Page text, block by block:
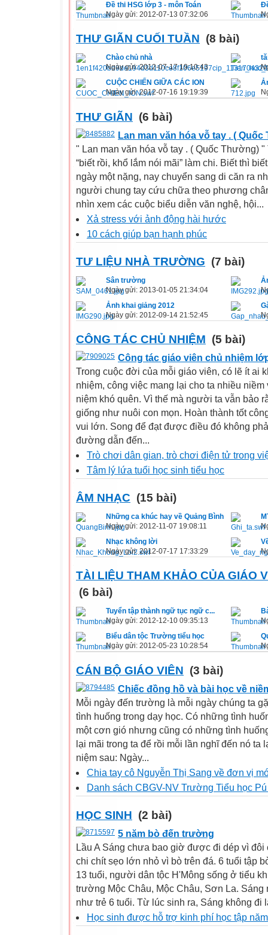
Đề thi HSG lớp 3 - môn Toán
Ngày gửi: 2012-07-13 07:32:06
THƯ GIÃN CUỐI TUẦN (8 bài)
Chào chủ nhà
Ngày gửi: 2012-07-17 19:10:43
CUỘC CHIẾN GIỮA CÁC ION
Ngày gửi: 2012-07-16 19:19:39
THƯ GIÃN (6 bài)
Lan man văn hóa vỗ tay . (
" Lan man văn hóa vỗ tay . ( Quốc Thường)
“biết rồi, khổ lắm nói mãi” làm chi. Biết thì
ngày một nặng, nay chuyển sang di căn ra
người chung tay cứu chữa theo phương
nhìn xem các cuộc biểu diễn văn nghệ, hội...
Xả stress với ảnh động hài hước
10 cách giúp bạn hạnh phúc
TƯ LIỆU NHÀ TRƯỜNG (7 bài)
Sân trường
Ngày gửi: 2013-01-05 21:34:04
Ảnh khai giảng 2012
Ngày gửi: 2012-09-14 21:52:45
CÔNG TÁC CHỦ NHIỆM (5 bài)
Công tác giáo viên chủ nhiệm
Trong cuộc đời của mỗi giáo viên, có lẽ ít ai
nhiệm, công việc mang lại cho ta nhiều
niệm khó quên. Vì thế mà người ta vẫn bảo
giống như nuôi con mọn. Hoàn thành tốt
vui lớn. Song để đạt được điều đó không
đường dẫn đến...
Trò chơi dân gian, trò chơi điện tử trong
Tâm lý lứa tuổi học sinh tiểu học
ÂM NHẠC (15 bài)
Những ca khúc hay về Quảng Bình
Ngày gửi: 2012-11-07 19:08:11
Nhạc không lời
Ngày gửi: 2012-07-17 17:33:29
TÀI LIỆU THAM KHẢO CỦA GIÁO
(6 bài)
Tuyển tập thành ngữ tục ngữ c...
Ngày gửi: 2012-12-10 09:35:13
Biểu dân tộc Trường tiểu học
Ngày gửi: 2012-05-23 10:28:54
CÁN BỘ GIÁO VIÊN (3 bài)
Chiếc đồng hồ và bài học về
Mỗi ngày đến trường là mỗi ngày chúng ta
tình huống trong dạy học. Có những tình
một cơn gió nhưng cũng có những tình
lại mãi trong ta để rồi mỗi lần nghĩ đến nó ta
niệm sau: Ngày...
Chia tay cô Nguyễn Thị Sang về đơn vị
Danh sách CBGV-NV Trường Tiểu học
HỌC SINH (2 bài)
5 năm bò đến trường
Lầu A Sáng chưa bao giờ được đi dép vì đôi
chi chít sẹo lớn nhỏ vì bò trên đá. 6 tuổi tập
13 tuổi, người dân tộc H'Mông sống ở tiểu
trường Mộc Châu, Mộc Châu, Sơn La. Sáng
như trẻ 6 tuổi. Từ lúc sinh ra, Sáng không đi
Học sinh được hỗ trợ kinh phí học tập